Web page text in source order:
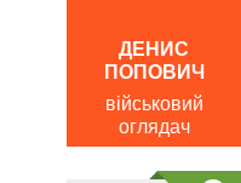
ДЕНИС
ПОПОВИЧ
військовий
оглядач